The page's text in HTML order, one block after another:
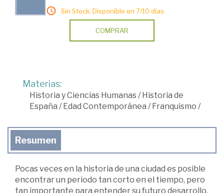
Sin Stock. Disponible en 7/10 días.
COMPRAR
Materias:
Historia y Ciencias Humanas /Historia de
España /Edad Contemporánea /Franquismo /
Resumen
Pocas veces en la historia de una ciudad es posible
encontrar un periodo tan corto en el tiempo, pero
tan importante para entender su futuro desarrollo.